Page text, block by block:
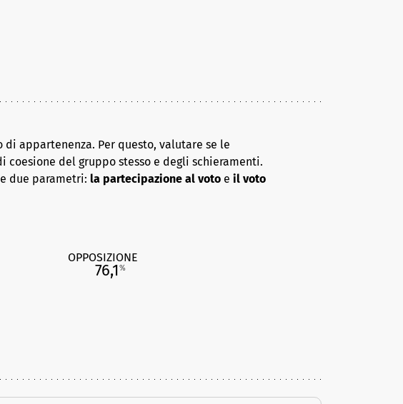
appartenenza. Per questo, valutare se le
del gruppo stesso e degli schieramenti.
due parametri: la partecipazione al voto e il voto
OPPOSIZIONE
76,1%